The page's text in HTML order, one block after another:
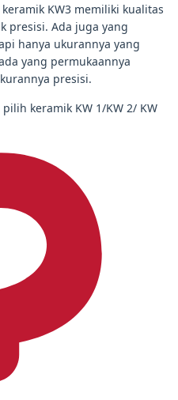
KW3 memiliki kualitas
presisi. Ada juga yang
hanya ukurannya yang
yang permukaannya
presisi.
pilih keramik KW 1/KW 2/ KW